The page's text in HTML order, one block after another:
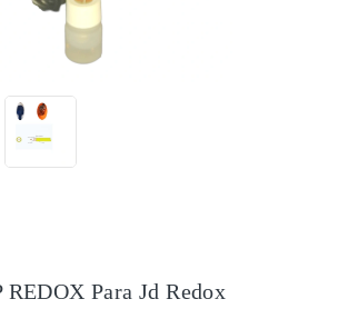
Para Jd Redox